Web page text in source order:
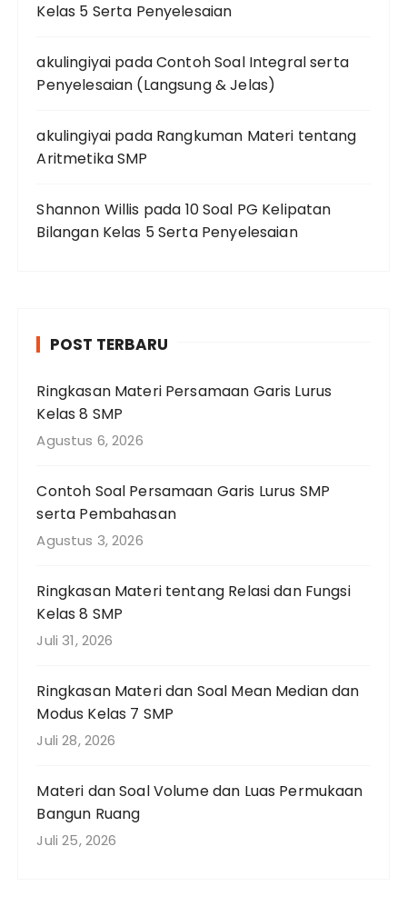
Kelas 5 Serta Penyelesaian
akulingiyai padaContoh Soal Integral serta
Penyelesaian (Langsung & Jelas)
akulingiyai pada Rangkuman Materi tentang
Aritmetika SMP
Shannon Willis pada 10 Soal PG Kelipatan
Bilangan Kelas 5 Serta Penyelesaian
POST TERBARU
Ringkasan Materi Persamaan Garis Lurus
Kelas 8 SMP
Agustus 6, 2026
Contoh Soal Persamaan Garis Lurus SMP
serta Pembahasan
Agustus 3, 2026
Ringkasan Materi tentang Relasi dan Fungsi
Kelas 8 SMP
Juli 31, 2026
Ringkasan Materi dan Soal Mean Median dan
Modus Kelas 7 SMP
Juli 28, 2026
Materi dan Soal Volume dan Luas Permukaan
Bangun Ruang
Juli 25, 2026